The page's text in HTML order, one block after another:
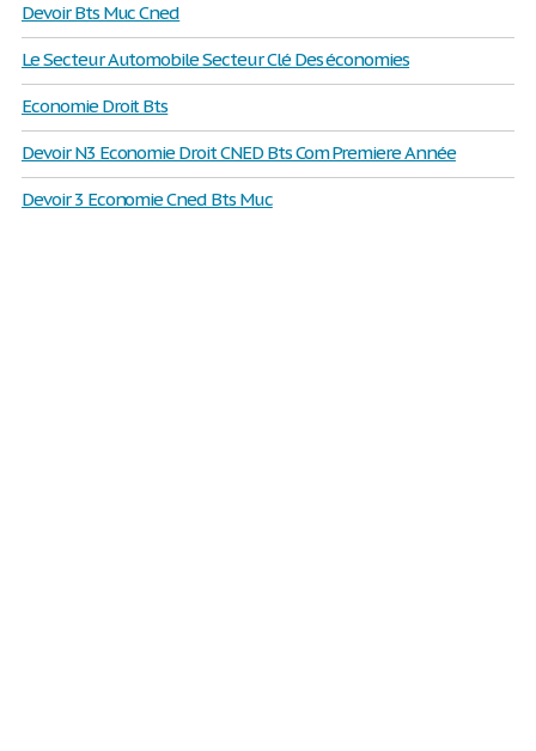
Devoir Bts Muc Cned
Le Secteur Automobile Secteur Clé Des économies
Economie Droit Bts
Devoir N3 Economie Droit CNED Bts Com Premiere Année
Devoir 3 Economie Cned Bts Muc